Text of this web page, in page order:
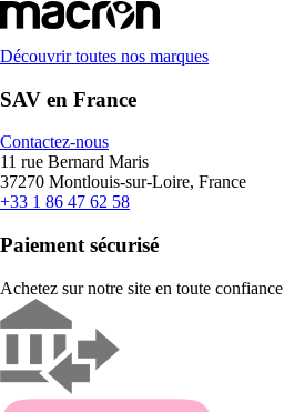
Découvrir toutes nos marques
SAV en France
Contactez-nous
11 rue Bernard Maris
37270 Montlouis-sur-Loire, France
+33 1 86 47 62 58
Paiement sécurisé
Achetez sur notre site en toute confiance